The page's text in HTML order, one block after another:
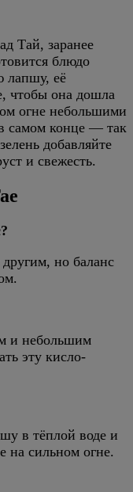
Тай, заранее
блюдо
лапшу, её
чтобы она дошла
огне небольшими
самом конце — так
добавляйте
и свежесть.
но баланс
и небольшим
эту кисло-
в тёплой воде и
на сильном огне.